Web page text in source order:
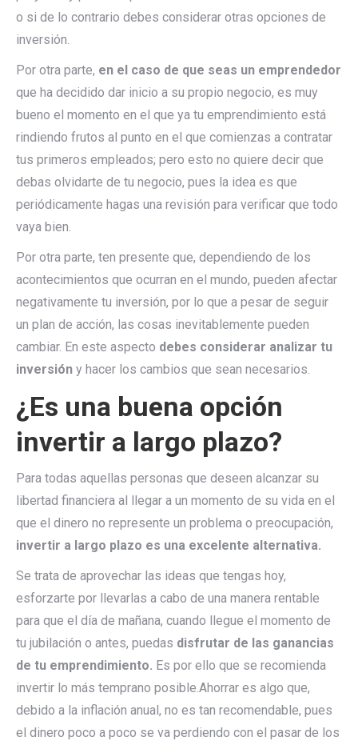
o si de lo contrario debes considerar otras opciones de
inversión.
Por otra parte, en el caso de que seas un emprendedor
que ha decidido dar inicio a su propio negocio, es muy
bueno el momento en el que ya tu emprendimiento está
rindiendo frutos al punto en el que comienzas a contratar
tus primeros empleados; pero esto no quiere decir que
debas olvidarte de tu negocio, pues la idea es que
periódicamente hagas una revisión para verificar que todo
vaya bien.
Por otra parte, ten presente que, dependiendo de los
acontecimientos que ocurran en el mundo, pueden afectar
negativamente tu inversión, por lo que a pesar de seguir
un plan de acción, las cosas inevitablemente pueden
cambiar. En este aspecto debes considerar analizar tu
inversión y hacer los cambios que sean necesarios.
¿Es una buena opción
invertir a largo plazo?
Para todas aquellas personas que deseen alcanzar su
libertad financiera al llegar a un momento de su vida en el
que el dinero no represente un problema o preocupación,
invertir a largo plazo es una excelente alternativa.
Se trata de aprovechar las ideas que tengas hoy,
esforzarte por llevarlas a cabo de una manera rentable
para que el día de mañana, cuando llegue el momento de
tu jubilación o antes, puedas disfrutar de las ganancias
de tu emprendimiento. Es por ello que se recomienda
invertir lo más temprano posible.Ahorrar es algo que,
debido a la inflación anual, no es tan recomendable, pues
el dinero poco a poco se va perdiendo con el pasar de los